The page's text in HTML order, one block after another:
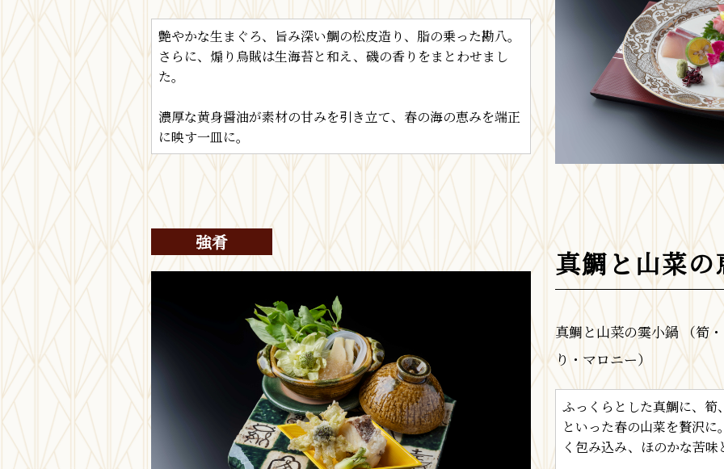
艶やかな生まぐろ、旨み深い鯛の松皮造り、脂の乗った勘八。
さらに、煽り烏賊は生海苔と和え、磯の香りをまとわせまし
た。
濃厚な黄身醤油が素材の甘みを引き立て、春の海の恵みを端正
に映す一皿に。
強肴
真鯛と山菜の
真鯛と山菜の霙小鍋 （筍
り・マロニー）
ふっくらとした真鯛に、
といった春の山菜を贅沢
く包み込み、ほのかな苦